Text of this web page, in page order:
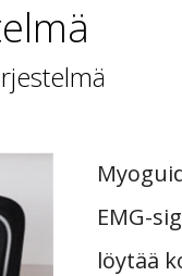
EMG-
löytää